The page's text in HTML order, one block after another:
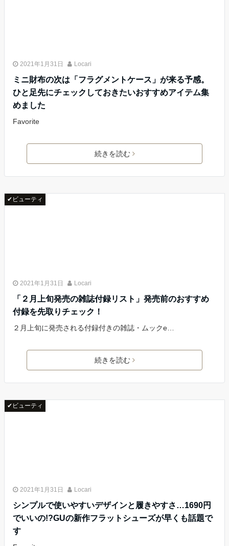
2021年1月31日 Locari
ミニ財布の次は「フラグメントケース」が来る予感。
ひと足先にチェックしておきたいおすすめアイテム集
めました
Favorite
続きを読む
✔ビューティ
2021年1月31日 Locari
「２月上旬発売の雑誌付録リスト」発売前のおすすめ
付録を先取りチェック！
２月上旬に発売される付録付きの雑誌・ムックe…
続きを読む
✔ビューティ
2021年1月31日 Locari
シンプルで使いやすいデザインと履きやすさ…1690円
でいいの!?GUの新作フラットシューズが早くも話題で
す